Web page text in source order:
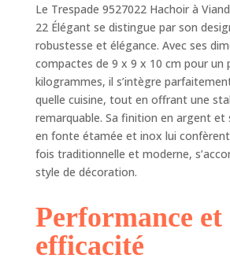
Le Trespade 9527022 Hachoir à
22 Élégant se distingue par son
robustesse et élégance. Avec ses
compactes de 9 x 9 x 10 cm pour un
kilogrammes, il s’intègre
quelle cuisine, tout en offrant une
remarquable. Sa finition en argent et
en fonte étamée et inox lui
fois traditionnelle et moderne,
style de décoration.
Performance et
efficacité